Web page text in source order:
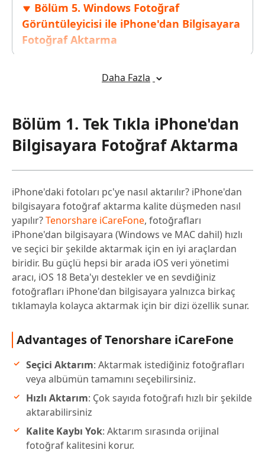
Bölüm 5. Windows Fotoğraf
Görüntüleyicisi ile iPhone'dan Bilgisayara
Fotoğraf Aktarma
ile iPhone'dan Bilgisayara Fotoğraf
Bölüm 7. Neden iPhone'daki
Fotoğrafları Bilgisayara Aktaramıyorum
Daha Fazla
Bölüm 1. Tek Tıkla iPhone'dan
Bilgisayara Fotoğraf Aktarma
iPhone'daki fotoları pc'ye nasıl aktarılır? iPhone'dan
bilgisayara fotoğraf aktarma kalite düşmeden nasıl
yapılır?Tenorshare iCareFone, fotoğrafları
iPhone'dan bilgisayara (Windows ve MAC dahil) hızlı
ve seçici bir şekilde aktarmak için en iyi araçlardan
biridir. Bu güçlü hepsi bir arada iOS veri yönetimi
aracı, iOS 18 Beta'yı destekler ve en sevdiğiniz
fotoğrafları iPhone'dan bilgisayara yalnızca birkaç
tıklamayla kolayca aktarmak için bir dizi özellik sunar.
Advantages of Tenorshare iCareFone
Seçici Aktarım: Aktarmak istediğiniz fotoğrafları
veya albümün tamamını seçebilirsiniz.
Hızlı Aktarım: Çok sayıda fotoğrafı hızlı bir şekilde
aktarabilirsiniz
Kalite Kaybı Yok: Aktarım sırasında orijinal
fotoğraf kalitesini korur.